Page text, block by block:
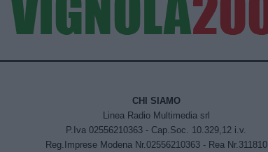
CHI SIAMO
Linea Radio Multimedia srl
P.Iva 02556210363 - Cap.Soc. 10.329,12 i.v.
Reg.Imprese Modena Nr.02556210363 - Rea Nr.311810